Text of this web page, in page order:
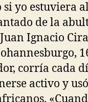
si yo estuviera
de la
Ignacio
corría cada
activo y